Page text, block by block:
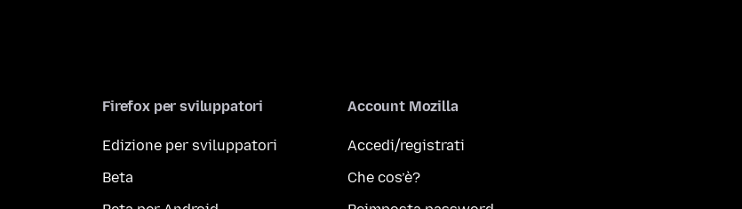
Firefox per sviluppatori
Edizione per sviluppatori
Beta
Account Mozilla
Accedi/registrati
Che cos’è?